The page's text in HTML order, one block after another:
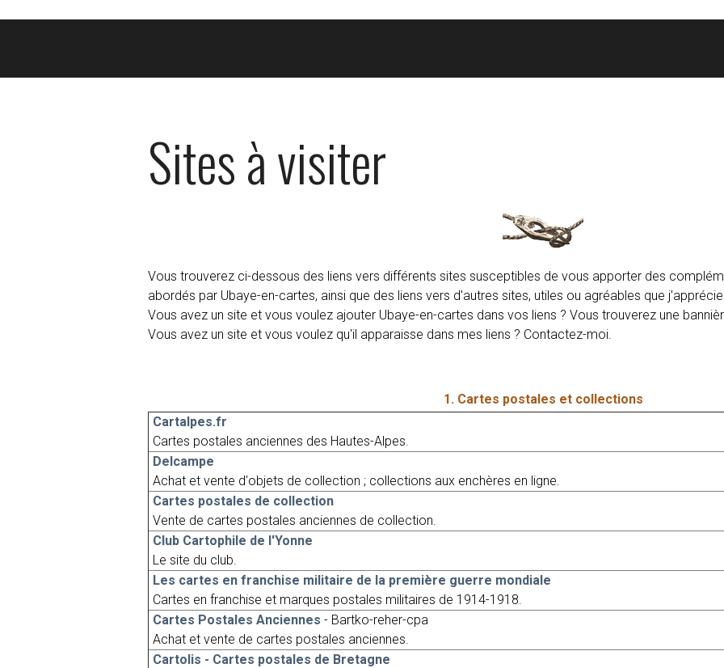
Sites à visiter
Vous trouverez ci-dessous des liens vers différents sites susceptibles de vous apporter des
abordés par Ubaye-en-cartes, ainsi que des liens vers d'autres sites, utiles ou agréables que
Vous avez un site et vous voulez ajouter Ubaye-en-cartes dans vos liens ? Vous trouverez une
Vous avez un site et vous voulez qu'il apparaisse dans mes liens ? Contactez-moi.
1. Cartes postales et collections
Cartalpes.fr
Cartes postales anciennes des Hautes-Alpes.
Delcampe
Achat et vente d'objets de collection ; collections aux enchères en ligne.
Cartes postales de collection
Vente de cartes postales anciennes de collection.
Club Cartophile de l'Yonne
Le site du club.
Les cartes en franchise militaire de la première guerre mondiale
Cartes en franchise et marques postales militaires de 1914-1918.
Cartes Postales Anciennes - Bartko-reher-cpa
Achat et vente de cartes postales anciennes.
Cartolis - Cartes postales de Bretagne